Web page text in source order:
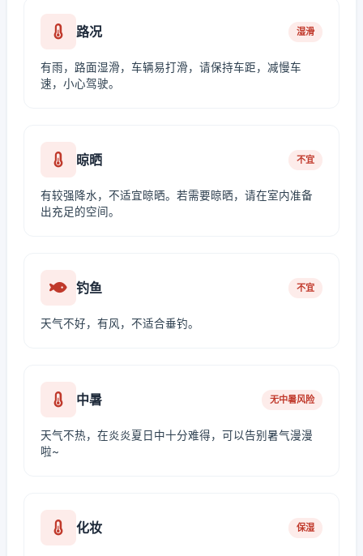
路况 湿滑
有雨，路面湿滑，车辆易打滑，请保持车距，减慢车
速，小心驾驶。
晾晒 不宜
有较强降水，不适宜晾晒。若需要晾晒，请在室内准备
出充足的空间。
钓鱼 不宜
天气不好，有风，不适合垂钓。
中暑 无中暑风险
天气不热，在炎炎夏日中十分难得，可以告别暑气漫漫
啦~
化妆 保湿